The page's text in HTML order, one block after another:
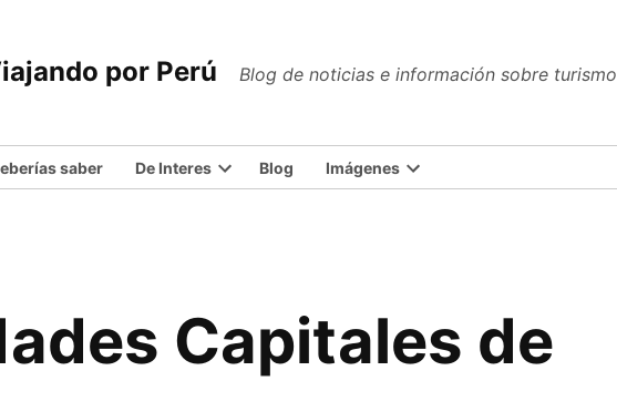
por Perú Blog de noticias e información sobre turismo
saber De Interes
Open
Blog Imágenes
Open